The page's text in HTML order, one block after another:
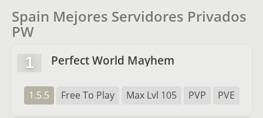
Spain Mejores Servidores Privados
PW
1 Perfect World Mayhem
1.5.5 Free To Play Max Lvl 105 PVP PVE